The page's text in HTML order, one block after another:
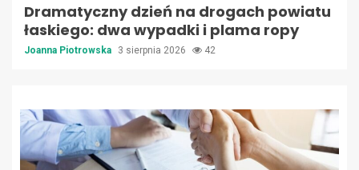
Dramatyczny dzień na drogach powiatu
łaskiego: dwa wypadki i plama ropy
Joanna Piotrowska 3 sierpnia 2026 42